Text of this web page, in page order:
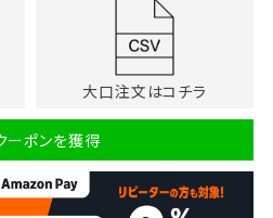
大口注文はコチラ
ーポンを獲得